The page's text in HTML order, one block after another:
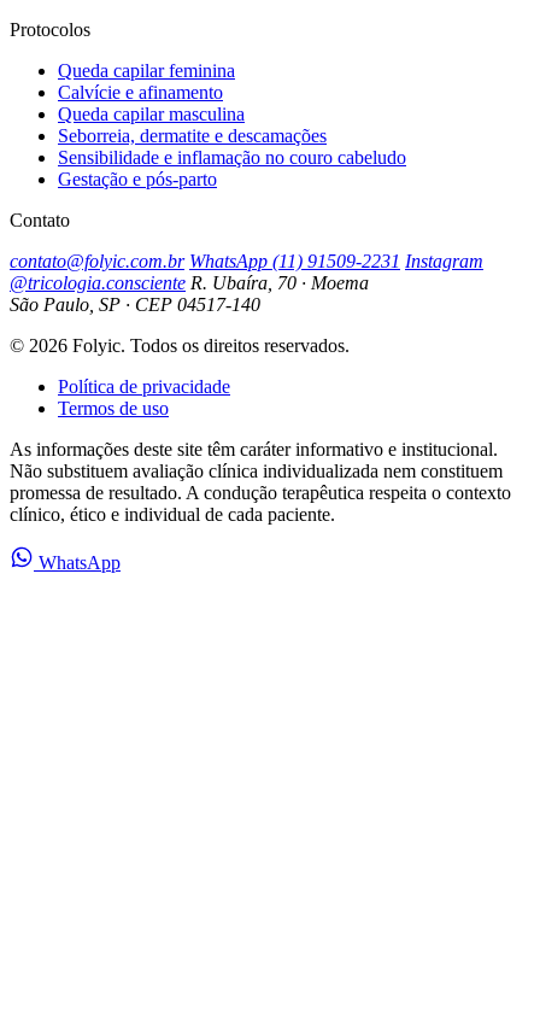
Protocolos
Queda capilar feminina
Calvície e afinamento
Queda capilar masculina
Seborreia, dermatite e descamações
Sensibilidade e inflamação no couro cabeludo
Gestação e pós-parto
Contato
contato@folyic.com.br WhatsApp (11) 91509-2231 Instagram
@tricologia.consciente R. Ubaíra, 70 · Moema
São Paulo, SP · CEP 04517-140
© 2026 Folyic. Todos os direitos reservados.
Política de privacidade
Termos de uso
As informações deste site têm caráter informativo e institucional.
Não substituem avaliação clínica individualizada nem constituem
promessa de resultado. A condução terapêutica respeita o contexto
clínico, ético e individual de cada paciente.
WhatsApp